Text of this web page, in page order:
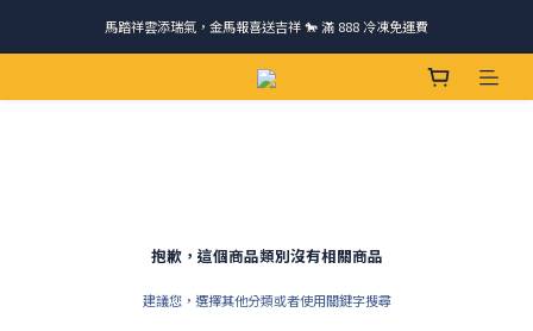
請跟我們一起旅行! 加入官方LINE領取50元優惠卷 🎁
馬踏祥雲添瑞氣，金馬報喜送吉祥 🐎 滿 888 冷凍免運費
ＣＨＲＩＳＰＹ會員好禮｜集點換購物金+生日禮，獨家優惠不錯過！
抱歉，這個商品類別沒有相關商品
建議您，選擇其他分類或者使用關鍵字搜尋